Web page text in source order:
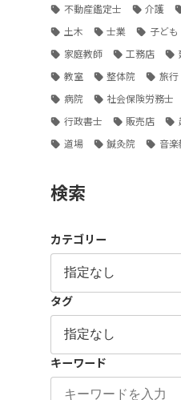
不動産鑑定士
介護
土木
士業 子ども
家庭教師
工務店
教室
整体院 旅行
病院
社会保険労務士
行政書士
販売店
道場
鍼灸院 音楽
検索
カテゴリー
タグ
キーワード